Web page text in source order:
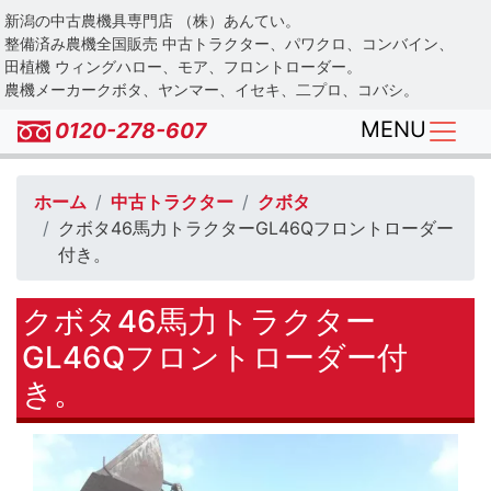
Skip
to
main
content
新潟の中古農機具専門店 （株）あんてい。
整備済み農機全国販売 中古トラクター、パワクロ、コンバイン、
田植機 ウィングハロー、モア、フロントローダー。
農機メーカークボタ、ヤンマー、イセキ、二プロ、コバシ。
0120-278-607 MENU
ホーム 中古トラクター
クボタ
クボタ46馬力トラクターGL46Qフロントローダー
付き。
クボタ46馬力トラクター
GL46Qフロントローダー付
き。